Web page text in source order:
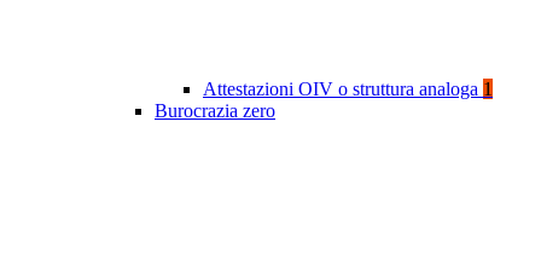
Attestazioni OIV o struttura analoga 1
Burocrazia zero